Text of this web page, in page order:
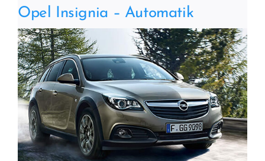
Opel Insignia – Automatik